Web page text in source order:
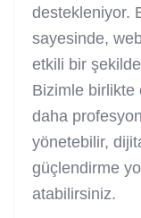
destekleniyor.
sayesinde,
etkili bir
Bizimle birlikte
daha
yönetebilir,
güçlendirme
atabilirsiniz.